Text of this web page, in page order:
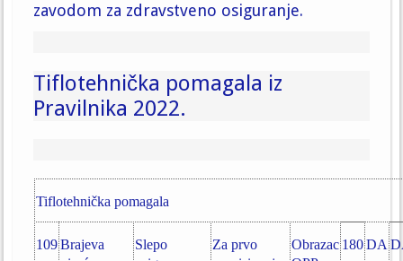
zavodom za zdravstveno osiguranje.
Tiflotehnička pomagala iz
Pravilnika 2022.
Tiflotehnička pomagala
109 Brajeva
Slepo
Za prvo
Obrazac 180 DA